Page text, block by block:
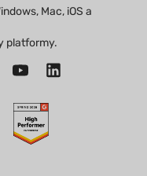
Mac, iOS a
platformy.